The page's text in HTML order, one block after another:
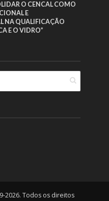
O CENCAL COMO
E
NA QUALIFICAÇÃO
E O VIDRO”
2026. Todos os direitos